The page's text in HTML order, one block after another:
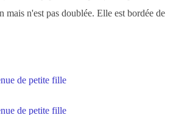
mais n'est pas doublée. Elle est bordée de